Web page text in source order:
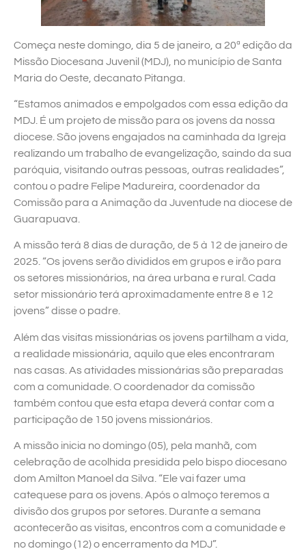
Começa neste domingo, dia 5 de janeiro, a 20ª edição da
Missão Diocesana Juvenil (MDJ), no município de Santa
Maria do Oeste, decanato Pitanga.
“Estamos animados e empolgados com essa edição da
MDJ. É um projeto de missão para os jovens da nossa
diocese. São jovens engajados na caminhada da Igreja
realizando um trabalho de evangelização, saindo da sua
paróquia, visitando outras pessoas, outras realidades”,
contou o padre Felipe Madureira, coordenador da
Comissão para a Animação da Juventude na diocese de
Guarapuava.
A missão terá 8 dias de duração, de 5 à 12 de janeiro de
2025. “Os jovens serão divididos em grupos e irão para
os setores missionários, na área urbana e rural. Cada
setor missionário terá aproximadamente entre 8 e 12
jovens” disse o padre.
Além das visitas missionárias os jovens partilham a vida,
a realidade missionária, aquilo que eles encontraram
nas casas. As atividades missionárias são preparadas
com a comunidade. O coordenador da comissão
também contou que esta etapa deverá contar com a
participação de 150 jovens missionários.
A missão inicia no domingo (05), pela manhã, com
celebração de acolhida presidida pelo bispo diocesano
dom Amilton Manoel da Silva. “Ele vai fazer uma
catequese para os jovens. Após o almoço teremos a
divisão dos grupos por setores. Durante a semana
acontecerão as visitas, encontros com a comunidade e
no domingo (12) o encerramento da MDJ”.